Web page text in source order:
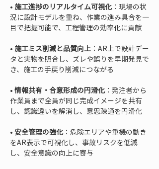
• 施工進捗のリアルタイム可視化：現場の状
況に設計モデルを重ね、作業の進み具合を一
• 施工ミス削減と品質向上 ：AR上で設計デー
タと実物を照合し、ズレや誤りを早期発見で
• 情報共有・合意形成の円滑化：発注者から
作業員まで全員が同じ完成イメージを共有
• 安全管理の強化：危険エリアや重機の動き
をAR表示で可視化し、事故リスクを低減